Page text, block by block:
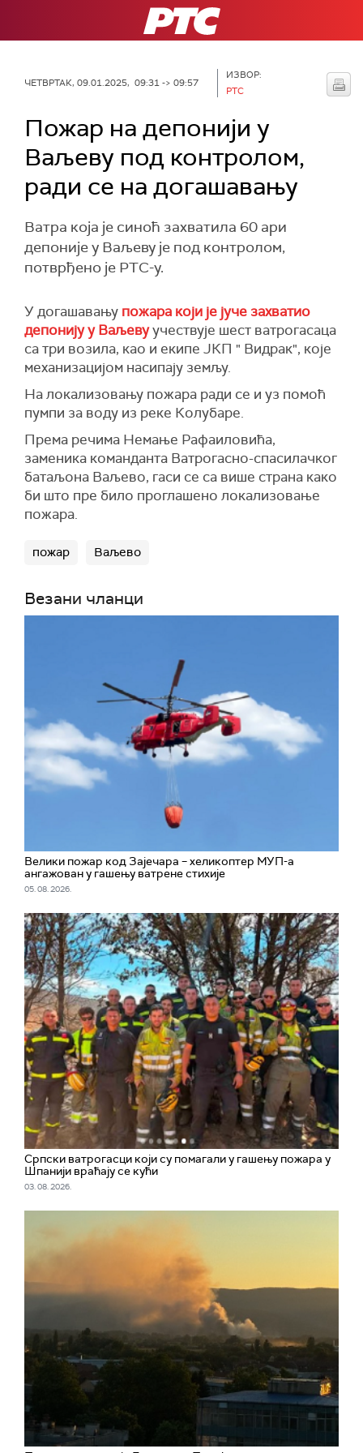
РТС
ЧЕТВРТАК, 09.01.2025, 09:31 -> 09:57
ИЗВОР:
РТС
Пожар на депонији у
Ваљеву под контролом,
ради се на догашавању
Ватра која је синоћ захватила 60 ари
депоније у Ваљеву је под контролом,
потврђено је РТС-у.
У догашавању пожара који је јуче захватио
депонију у Ваљевуучествује шест ватрогасаца
са три возила, као и екипе ЈКП " Видрак", које
механизацијом насипају земљу.
На локализовању пожара ради се и уз помоћ
пумпи за воду из реке Колубаре.
Према речима Немање Рафаиловића,
заменика команданта Ватрогасно-спасилачког
батаљона Ваљево, гаси се са више страна како
би што пре било проглашено локализовање
пожара.
пожар Ваљево
Везани чланци
Велики пожар код Зајечара – хеликоптер МУП-а
ангажован у гашењу ватрене стихије
05. 08. 2026.
Српски ватрогасци који су помагали у гашењу пожара у
Шпанији враћају се кући
03. 08. 2026.